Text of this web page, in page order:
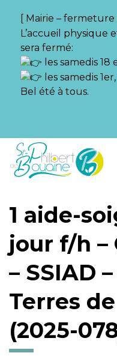
[ Mairie – fermeture
L’accueil physique
sera fermé:
les samedis
les samedis
Bel été à tous.
Aller
Aller
contenu
Aller
pied
1 aide-
jour f/h –
– SSIAD
Terres
(2025-